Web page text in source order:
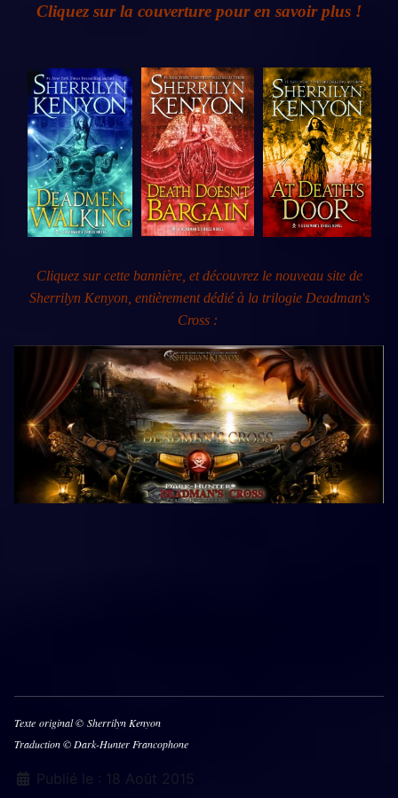
Cliquez sur la couverture pour en savoir plus !
Cliquez sur cette bannière, et découvrez le nouveau site de
Sherrilyn Kenyon, entièrement dédié à la trilogie Deadman's
Cross :
Texte original © Sherrilyn Kenyon
Traduction © Dark-Hunter Francophone
DétailsPublié le : 18 Août 2015